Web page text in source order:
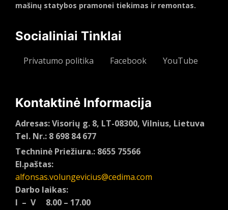
mašinų statybos pramonei tiekimas ir remontas.
Socialiniai Tinklai
Privatumo politika Facebook YouTube
Kontaktinė Informacija
Adresas: Visorių g. 8, LT-08300, Vilnius, Lietuva
Tel. Nr.: 8 698 84 677
Techninė Priežiura.: 8655 75566
El.paštas:
alfonsas.volungevicius@cedima.com
Darbo laikas:
I – V 8.00 – 17.00